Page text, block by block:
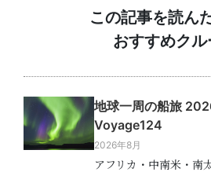
この記事を読ん
おすすめク
地球一周の船旅
Voyage124
2026年8月
アフリカ・中南米・南